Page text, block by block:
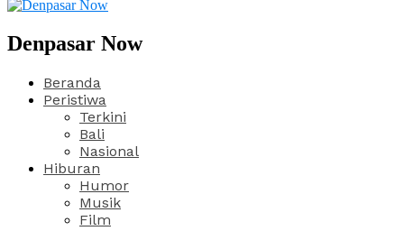
Denpasar Now
Beranda
Peristiwa
Terkini
Bali
Nasional
Hiburan
Humor
Musik
Film